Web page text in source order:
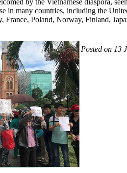
by the Vietnamese diaspora,
in many countries, including the
France, Poland, Norway, Finland,
Posted on 13